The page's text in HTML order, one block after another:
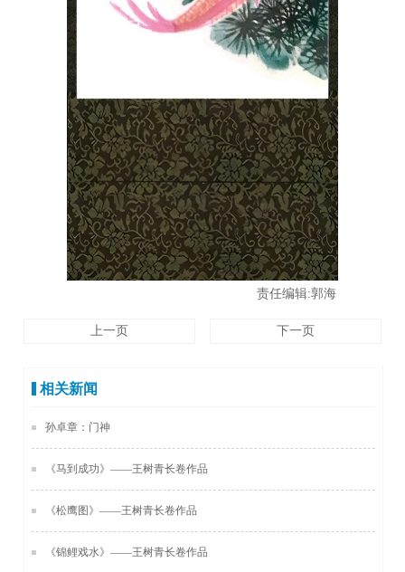
责任编辑:郭海
上一页 下一页
相关新闻
孙卓章：门神
《马到成功》——王树青长卷作品
《松鹰图》——王树青长卷作品
《锦鲤戏水》——王树青长卷作品